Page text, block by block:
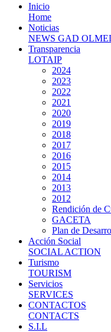
Inicio
Home
Noticias
NEWS GAD
Transparencia
LOTAIP
2024
2023
2022
2021
2020
2019
2018
2017
2016
2015
2014
2013
2012
Rendición de
GACETA
Plan de
Acción Social
SOCIAL ACTION
Turismo
TOURISM
Servicios
SERVICES
CONTACTOS
CONTACTS
S.I.L